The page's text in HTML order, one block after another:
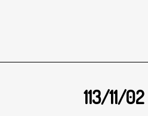
113/11/02